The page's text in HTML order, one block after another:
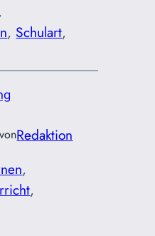
, Schulart
vonRedaktion